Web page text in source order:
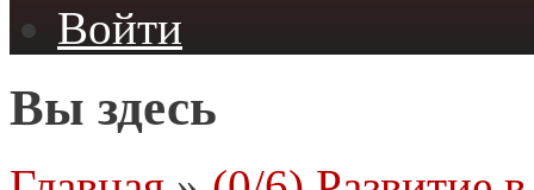
Войти
Вы здесь